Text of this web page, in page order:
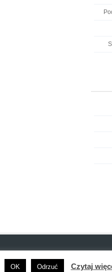
OK Odrzuć Czytaj